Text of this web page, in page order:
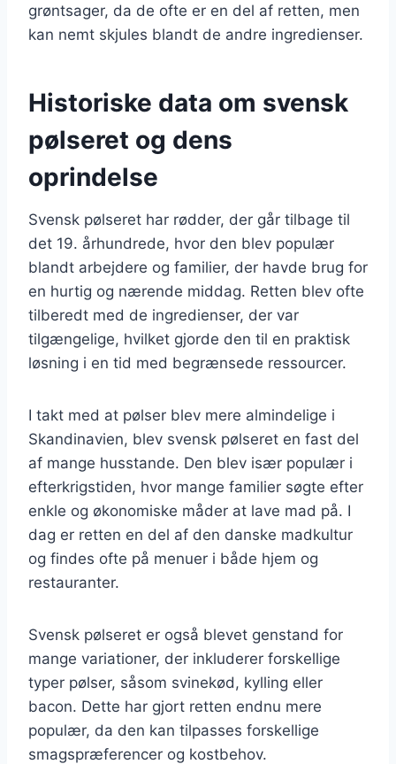
grøntsager, da de ofte er en del af retten, men
kan nemt skjules blandt de andre ingredienser.
Historiske data om svensk
pølseret og dens
oprindelse
Svensk pølseret har rødder, der går tilbage til
det 19. århundrede, hvor den blev populær
blandt arbejdere og familier, der havde brug for
en hurtig og nærende middag. Retten blev ofte
tilberedt med de ingredienser, der var
tilgængelige, hvilket gjorde den til en praktisk
løsning i en tid med begrænsede ressourcer.
I takt med at pølser blev mere almindelige i
Skandinavien, blev svensk pølseret en fast del
af mange husstande. Den blev især populær i
efterkrigstiden, hvor mange familier søgte efter
enkle og økonomiske måder at lave mad på. I
dag er retten en del af den danske madkultur
og findes ofte på menuer i både hjem og
restauranter.
Svensk pølseret er også blevet genstand for
mange variationer, der inkluderer forskellige
typer pølser, såsom svinekød, kylling eller
bacon. Dette har gjort retten endnu mere
populær, da den kan tilpasses forskellige
smagspræferencer og kostbehov.